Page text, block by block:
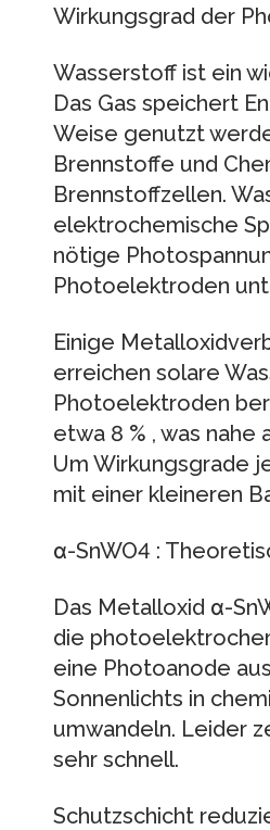
Wirkungsgrad der
Wasserstoff ist ein
Das Gas speichert
Weise genutzt
Brennstoffe und
Brennstoffzellen.
elektrochemische
nötige
Photoelektroden
Einige
erreichen solare
Photoelektroden
etwa 8 % , was
Um Wirkungsgrade
mit einer kleineren
α-SnWO4 :
Das Metalloxid α-
die
eine Photoanode
Sonnenlichts in
umwandeln. Leider
sehr schnell.
Schutzschicht